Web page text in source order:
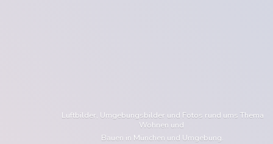
Luftbilder, Umgebungsbilder und Fotos rund ums Thema
Wohnen und
Bauen in München und Umgebung.